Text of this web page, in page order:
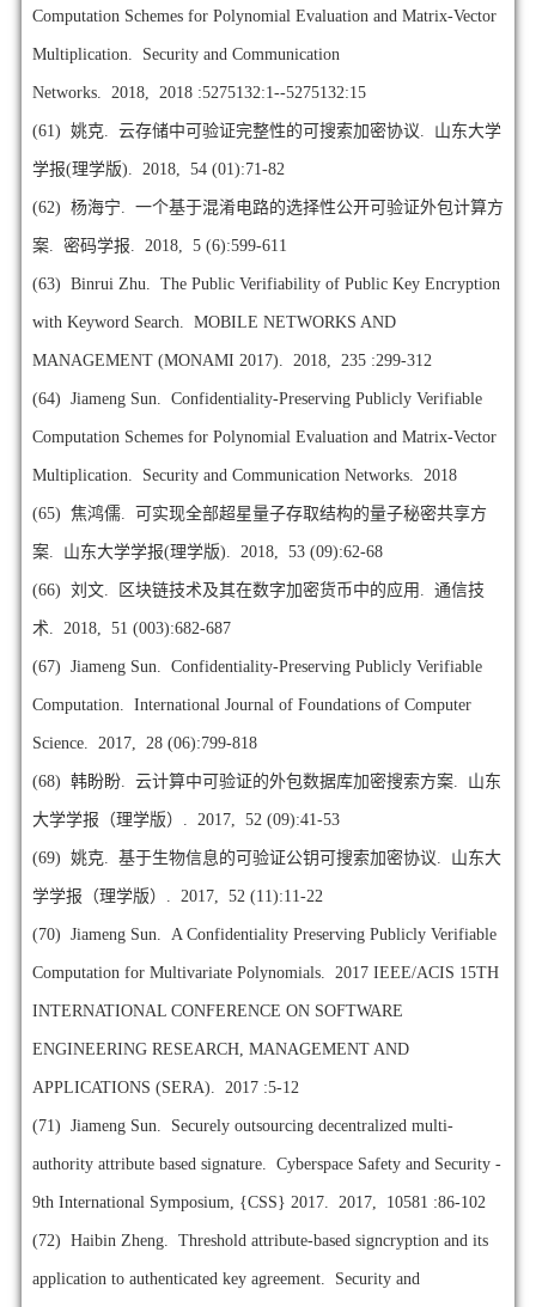
Computation Schemes for Polynomial Evaluation and Matrix-Vector
Multiplication. Security and Communication
Networks. 2018, 2018 :5275132:1--5275132:15
(61) 姚克. 云存储中可验证完整性的可搜索加密协议. 山东大学
学报(理学版). 2018, 54 (01):71-82
(62) 杨海宁. 一个基于混淆电路的选择性公开可验证外包计算方
案. 密码学报. 2018, 5 (6):599-611
(63) Binrui Zhu. The Public Verifiability of Public Key Encryption
with Keyword Search. MOBILE NETWORKS AND
MANAGEMENT (MONAMI 2017). 2018, 235 :299-312
(64) Jiameng Sun. Confidentiality-Preserving Publicly Verifiable
Computation Schemes for Polynomial Evaluation and Matrix-Vector
Multiplication. Security and Communication Networks. 2018
(65) 焦鸿儒. 可实现全部超星量子存取结构的量子秘密共享方
案. 山东大学学报(理学版). 2018, 53 (09):62-68
(66) 刘文. 区块链技术及其在数字加密货币中的应用. 通信技
术. 2018, 51 (003):682-687
(67) Jiameng Sun. Confidentiality-Preserving Publicly Verifiable
Computation. International Journal of Foundations of Computer
Science. 2017, 28 (06):799-818
(68) 韩盼盼. 云计算中可验证的外包数据库加密搜索方案. 山东
大学学报（理学版）. 2017, 52 (09):41-53
(69) 姚克. 基于生物信息的可验证公钥可搜索加密协议. 山东大
学学报（理学版）. 2017, 52 (11):11-22
(70) Jiameng Sun. A Confidentiality Preserving Publicly Verifiable
Computation for Multivariate Polynomials. 2017 IEEE/ACIS 15TH
INTERNATIONAL CONFERENCE ON SOFTWARE
ENGINEERING RESEARCH, MANAGEMENT AND
APPLICATIONS (SERA). 2017 :5-12
(71) Jiameng Sun. Securely outsourcing decentralized multi-
authority attribute based signature. Cyberspace Safety and Security -
9th International Symposium, {CSS} 2017. 2017, 10581 :86-102
(72) Haibin Zheng. Threshold attribute-based signcryption and its
application to authenticated key agreement. Security and